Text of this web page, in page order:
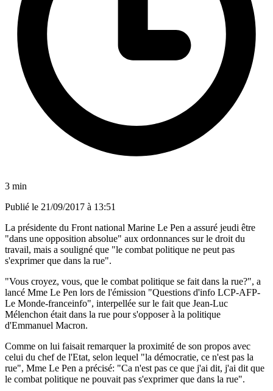
3 min
Publié le 21/09/2017 à 13:51
La présidente du Front national Marine Le Pen a assuré jeudi être
"dans une opposition absolue" aux ordonnances sur le droit du
travail, mais a souligné que "le combat politique ne peut pas
s'exprimer que dans la rue".
"Vous croyez, vous, que le combat politique se fait dans la rue?", a
lancé Mme Le Pen lors de l'émission "Questions d'info LCP-AFP-
Le Monde-franceinfo", interpellée sur le fait que Jean-Luc
Mélenchon était dans la rue pour s'opposer à la politique
d'Emmanuel Macron.
Comme on lui faisait remarquer la proximité de son propos avec
celui du chef de l'Etat, selon lequel "la démocratie, ce n'est pas la
rue", Mme Le Pen a précisé: "Ca n'est pas ce que j'ai dit, j'ai dit que
le combat politique ne pouvait pas s'exprimer que dans la rue".